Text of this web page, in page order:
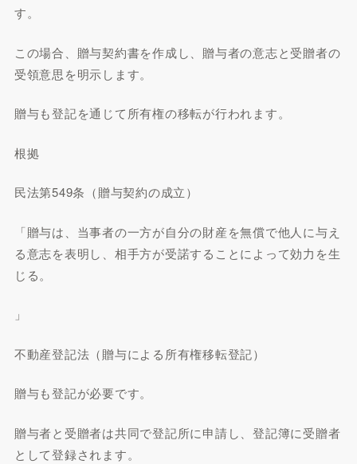
す。
この場合、贈与契約書を作成し、贈与者の意志と受贈者の
受領意思を明示します。
贈与も登記を通じて所有権の移転が行われます。
根拠
民法第549条（贈与契約の成立）
「贈与は、当事者の一方が自分の財産を無償で他人に与え
る意志を表明し、相手方が受諾することによって効力を生
じる。
」
不動産登記法（贈与による所有権移転登記）
贈与も登記が必要です。
贈与者と受贈者は共同で登記所に申請し、登記簿に受贈者
として登録されます。